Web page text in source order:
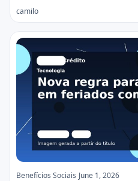
camilo
Benefícios Sociais June 1, 2026